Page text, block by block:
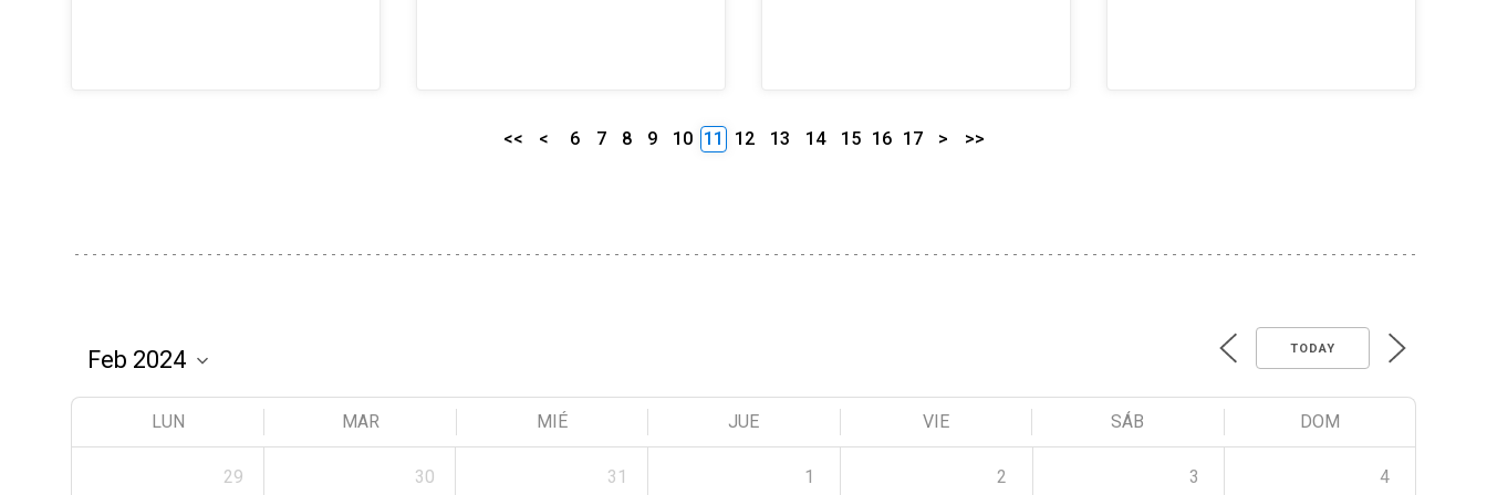
<< < 6 7 8 9 10 11 12 13 14 15 16 17 > >>
TODAY
LUN MAR MIÉ JUE VIE SÁB DOM
29 30 31 1 2 3 4